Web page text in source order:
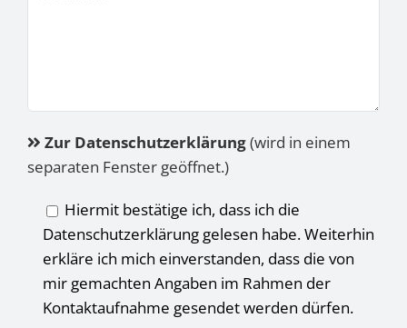
Zur Datenschutzerklärung(wird in einem
separaten Fenster geöffnet.)
Hiermit bestätige ich, dass ich die
Datenschutzerklärung gelesen habe. Weiterhin
erkläre ich mich einverstanden, dass die von
mir gemachten Angaben im Rahmen der
Kontaktaufnahme gesendet werden dürfen.